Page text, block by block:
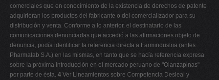
comerciales que en conocimiento de la existencia de derechos de patente
adquirieran los productos del fabricante o del comercializador para su
distribución y venta. Conforme a lo anterior, el destinatario de las
comunicaciones denunciadas que accedió a las afirmaciones objeto de
denuncia, podía identificar la referencia directa a Farmindustria (antes
Pharmalab S.A.) en las mismas, en tanto que se hacía referencia expresa
sobre la próxima introducción en el mercado peruano de "Olanzapinas"
por parte de ésta. 4 Ver Lineamientos sobre Competencia Desleal y